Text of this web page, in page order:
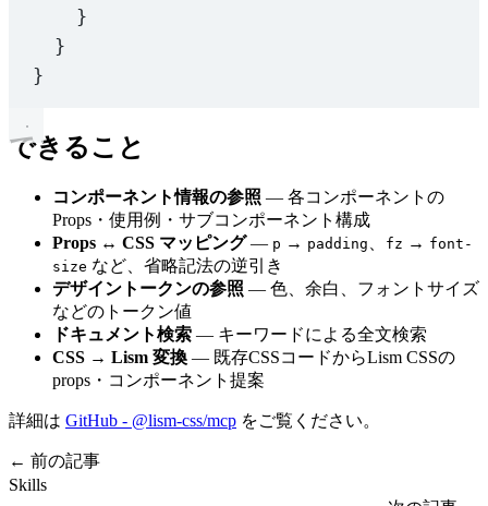
}
}
}
できること
コンポーネント情報の参照 — 各コンポーネントの
Props・使用例・サブコンポーネント構成
Props ↔ CSS マッピング— p → padding fz → font-
size など、省略記法の逆引き
デザイントークンの参照 — 色、余白、フォントサイズ
などのトークン値
ドキュメント検索 — キーワードによる全文検索
CSS → Lism 変換 — 既存CSSコードからLism CSSの
props・コンポーネント提案
詳細は GitHub - @lism-css/mcp をご覧ください。
← 前の記事
Skills